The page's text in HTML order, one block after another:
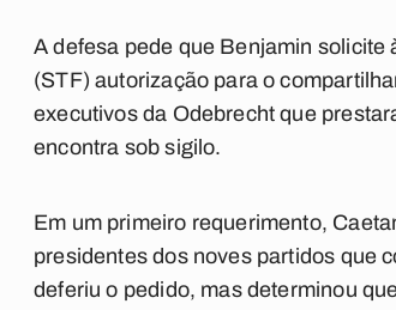
A defesa pede que Benjamin solicite
(STF) autorização para o
executivos da Odebrecht que
encontra sob sigilo.
Em um primeiro requerimento,
presidentes dos noves partidos que
deferiu o pedido, mas determinou